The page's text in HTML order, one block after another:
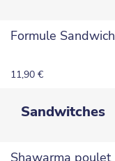
Formule Sandwich
11,90 €
Sandwitches
Shawarma poulet